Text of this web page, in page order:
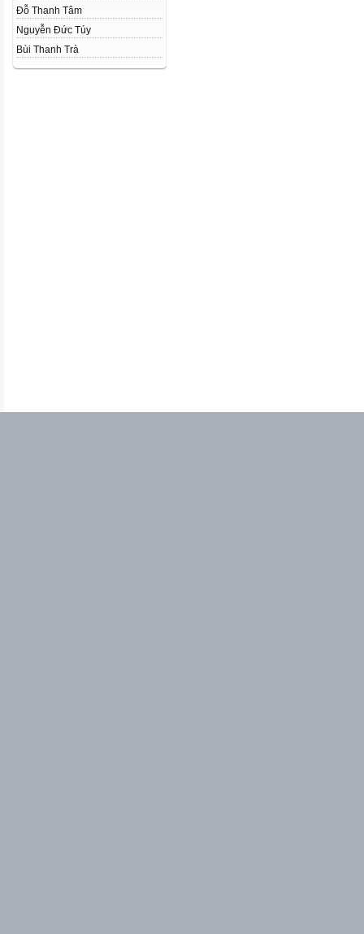
Đỗ Thanh Tâm
Nguyễn Đức Túy
Bùi Thanh Trà